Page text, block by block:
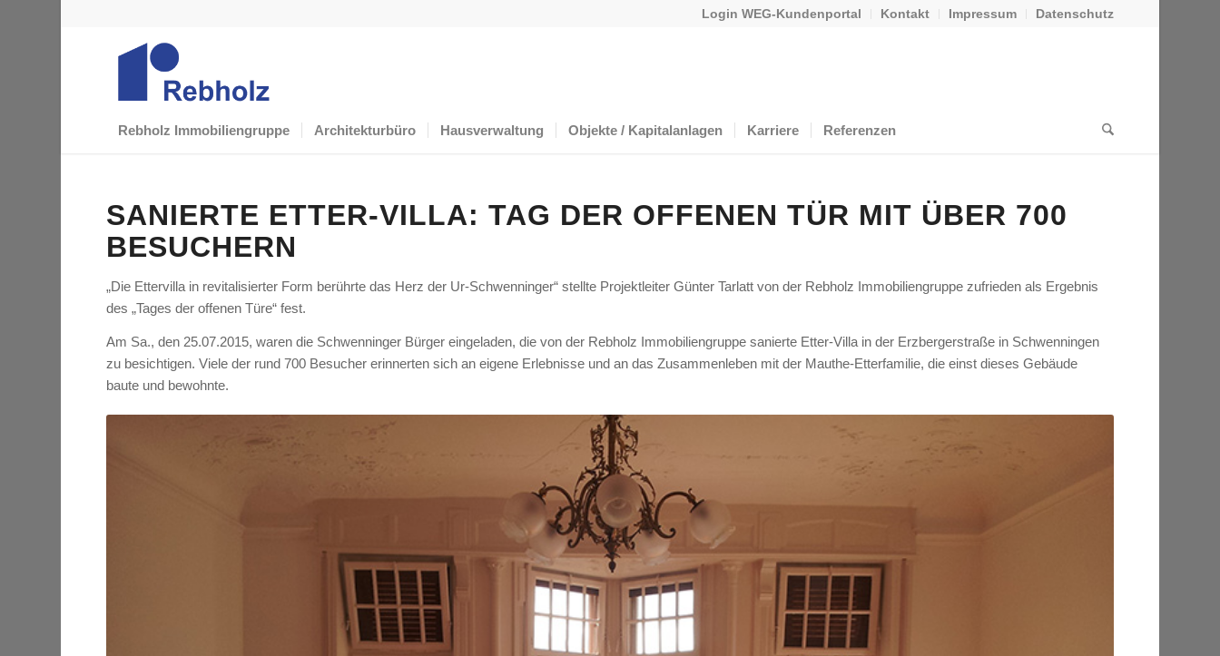
Login WEG-Kundenportal Kontakt Impressum Datenschutz
Rebholz Immobiliengruppe Architekturbüro Hausverwaltung Objekte / Kapitalanlagen Karriere Referenzen
SANIERTE ETTER-VILLA: TAG DER OFFENEN TÜR MIT ÜBER 700
BESUCHERN
„Die Ettervilla in revitalisierter Form berührte das Herz der Ur-Schwenninger“ stellte Projektleiter Günter Tarlatt von der Rebholz Immobiliengruppe zufrieden als Ergebnis
des „Tages der offenen Türe“ fest.
Am Sa., den 25.07.2015, waren die Schwenninger Bürger eingeladen, die von der Rebholz Immobiliengruppe sanierte Etter-Villa in der Erzbergerstraße in Schwenningen
zu besichtigen. Viele der rund 700 Besucher erinnerten sich an eigene Erlebnisse und an das Zusammenleben mit der Mauthe-Etterfamilie, die einst dieses Gebäude
baute und bewohnte.
Alles
erstrahlt
in
neuem
Glanz